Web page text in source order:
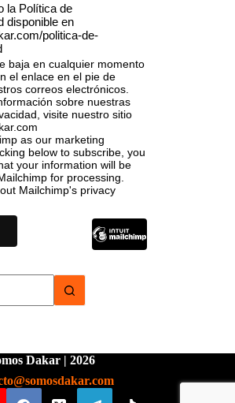
la Política de
disponible en
politica-de-
baja en cualquier momento
el enlace en el pie de
correos electrónicos.
sobre nuestras
visite nuestro sitio
as our marketing
below to subscribe, you
your information will be
for processing.
Mailchimp's privacy
Dakar | 2026